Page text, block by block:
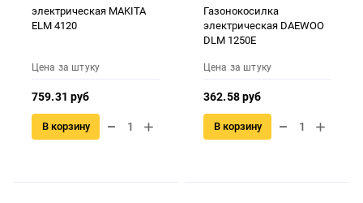
электрическая MAKITA
ELM 4120
Цена за штуку
759.31 руб
В корзину
Газонокосилка
электрическая DAEWOO
DLM 1250E
Цена за штуку
362.58 руб
В корзину